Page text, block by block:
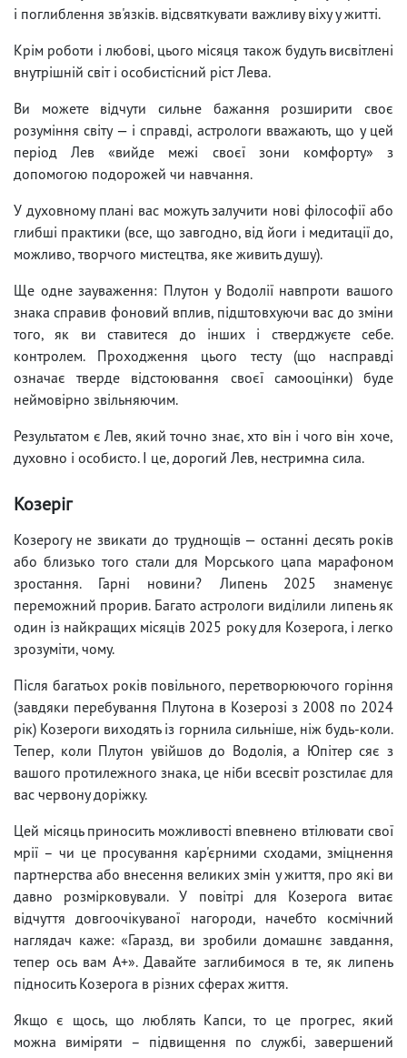
і поглиблення зв'язків. відсвяткувати важливу віху у житті.
Крім роботи і любові, цього місяця також будуть висвітлені
внутрішній світ і особистісний ріст Лева.
Ви можете відчути сильне бажання розширити своє
розуміння світу — і справді, астрологи вважають, що у цей
період Лев «вийде межі своєї зони комфорту» з
допомогою подорожей чи навчання.
У духовному плані вас можуть залучити нові філософії або
глибші практики (все, що завгодно, від йоги і медитації до,
можливо, творчого мистецтва, яке живить душу).
Ще одне зауваження: Плутон у Водолії навпроти вашого
знака справив фоновий вплив, підштовхуючи вас до зміни
того, як ви ставитеся до інших і стверджуєте себе.
контролем. Проходження цього тесту (що насправді
означає тверде відстоювання своєї самооцінки) буде
неймовірно звільняючим.
Результатом є Лев, який точно знає, хто він і чого він хоче,
духовно і особисто. І це, дорогий Лев, нестримна сила.
Козеріг
Козерогу не звикати до труднощів — останні десять років
або близько того стали для Морського цапа марафоном
зростання. Гарні новини? Липень 2025 знаменує
переможний прорив. Багато астрологи виділили липень як
один із найкращих місяців 2025 року для Козерога, і легко
зрозуміти, чому.
Після багатьох років повільного, перетворюючого горіння
(завдяки перебування Плутона в Козерозі з 2008 по 2024
рік) Козероги виходять із горнила сильніше, ніж будь-коли.
Тепер, коли Плутон увійшов до Водолія, а Юпітер сяє з
вашого протилежного знака, це ніби всесвіт розстилає для
вас червону доріжку.
Цей місяць приносить можливості впевнено втілювати свої
мрії – чи це просування кар'єрними сходами, зміцнення
партнерства або внесення великих змін у життя, про які ви
давно розмірковували. У повітрі для Козерога витає
відчуття довгоочікуваної нагороди, начебто космічний
наглядач каже: «Гаразд, ви зробили домашнє завдання,
тепер ось вам A+». Давайте заглибимося в те, як липень
підносить Козерога в різних сферах життя.
Якщо є щось, що люблять Капси, то це прогрес, який
можна виміряти – підвищення по службі, завершений